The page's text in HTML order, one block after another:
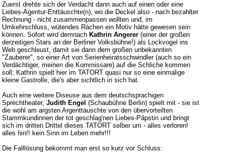
Zuerst drehte sich der Verdacht dann auch auf einen oder eine
Liebes-Agentur-Enttäuschte(n), wo die Deckel also - nach bezahlter
Rechnung - nicht zusammenpassen wollten und, im
Umkehrschluss, wütendes Rächen ein Motiv hätte gewesen sein
können. Sofort wird demnach Kathrin Angerer(einer der großen
derzeitigen Stars an der Berliner Volksbühne!) als Lockvogel ins
Web geschleust, damit sie dann dem großen unbekannten
"Zauberer", so einer Art von Serienheiratsschwindler (auch so ein
Verdächtiger, meinen die Kommissare) auf die Schliche kommen
soll; Kathrin spielt hier im TATORT quasi nur so eine einmalige
kleine Gastrolle, die's aber sichtlich in sich hat.
Auch eine weitere Diseuse aus dem deutschsprachigen
Sprechtheater, Judith Engel (Schaubühne Berlin) spielt mit - sie ist
die wohl am argsten Argenttäuschte von den übervorteilten
Stammkundinnen der tot geschlag'nen Liebes-Päpstin und bringt
sich im dritten Drittel dieses TATORT selber um - alles verloren!
alles hin!! kein Sinn im Leben mehr!!!
Die Falllösung bekommt man erst so kurz vor Schluss: